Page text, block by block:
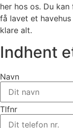
her hos os. Du
få lavet et
klare alt.​​
Indhent
Navn
Tlfnr